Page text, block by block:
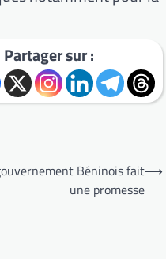
Partager sur :
Béninois fait
une promesse
⟶